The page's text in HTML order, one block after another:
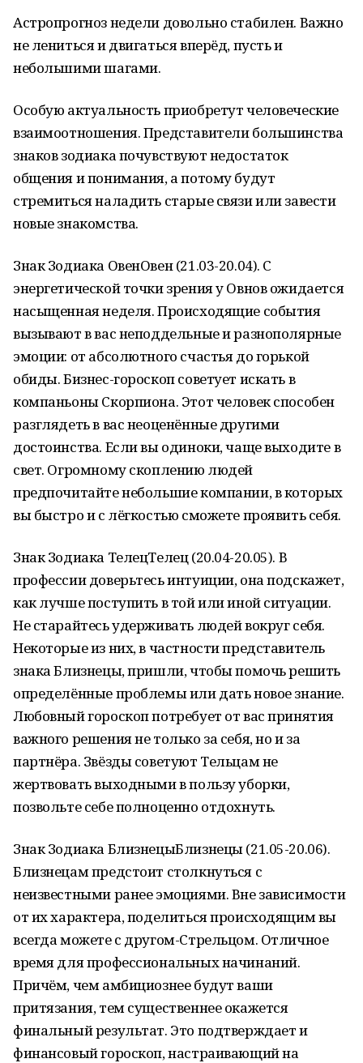
Астропрогноз недели довольно стабилен. Важно
не лениться и двигаться вперёд, пусть и
небольшими шагами.
Особую актуальность приобретут человеческие
взаимоотношения. Представители большинства
знаков зодиака почувствуют недостаток
общения и понимания, а потому будут
стремиться наладить старые связи или завести
новые знакомства.
Знак Зодиака ОвенОвен (21.03-20.04). С
энергетической точки зрения у Овнов ожидается
насыщенная неделя. Происходящие события
вызывают в вас неподдельные и разнополярные
эмоции: от абсолютного счастья до горькой
обиды. Бизнес-гороскоп советует искать в
компаньоны Скорпиона. Этот человек способен
разглядеть в вас неоценённые другими
достоинства. Если вы одиноки, чаще выходите в
свет. Огромному скоплению людей
предпочитайте небольшие компании, в которых
вы быстро и с лёгкостью сможете проявить себя.
Знак Зодиака ТелецТелец (20.04-20.05). В
профессии доверьтесь интуиции, она подскажет,
как лучше поступить в той или иной ситуации.
Не старайтесь удерживать людей вокруг себя.
Некоторые из них, в частности представитель
знака Близнецы, пришли, чтобы помочь решить
определённые проблемы или дать новое знание.
Любовный гороскоп потребует от вас принятия
важного решения не только за себя, но и за
партнёра. Звёзды советуют Тельцам не
жертвовать выходными в пользу уборки,
позвольте себе полноценно отдохнуть.
Знак Зодиака БлизнецыБлизнецы (21.05-20.06).
Близнецам предстоит столкнуться с
неизвестными ранее эмоциями. Вне зависимости
от их характера, поделиться происходящим вы
всегда можете с другом-Стрельцом. Отличное
время для профессиональных начинаний.
Причём, чем амбициознее будут ваши
притязания, тем существеннее окажется
финальный результат. Это подтверждает и
финансовый гороскоп, настраивающий на